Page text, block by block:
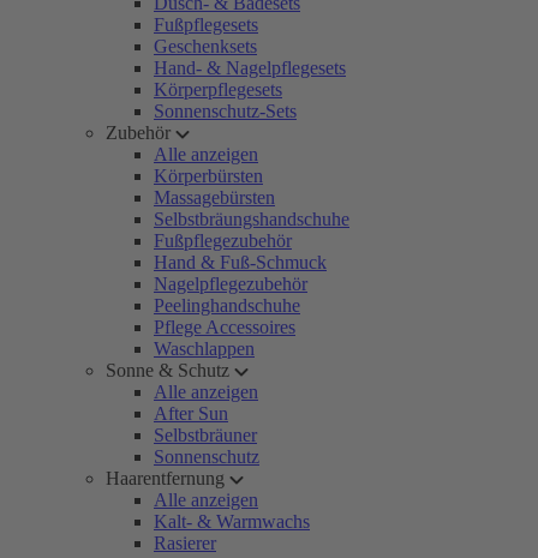
Fußpflegesets
Geschenksets
Hand- & Nagelpflegesets
Körperpflegesets
Sonnenschutz-Sets
Zubehör
Alle anzeigen
Körperbürsten
Massagebürsten
Selbstbräungshandschuhe
Fußpflegezubehör
Hand & Fuß-Schmuck
Nagelpflegezubehör
Peelinghandschuhe
Pflege Accessoires
Waschlappen
Sonne & Schutz
Alle anzeigen
After Sun
Selbstbräuner
Sonnenschutz
Haarentfernung
Alle anzeigen
Kalt- & Warmwachs
Rasierer